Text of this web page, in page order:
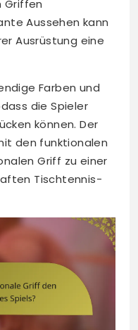
Griffen
Aussehen kann
Ausrüstung eine
Farben und
die Spieler
können. Der
den funktionalen
Griff zu einer
Tischtennis-